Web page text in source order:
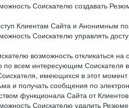
Соискателю создавать
Клиентам Сайта и Анонимным
Соискателю управлять
возможность откликаться
по всем интересующим Соискателя
имеющихся в этот
и получать сообщения по
функционала Сайта от
Соискателю удалить